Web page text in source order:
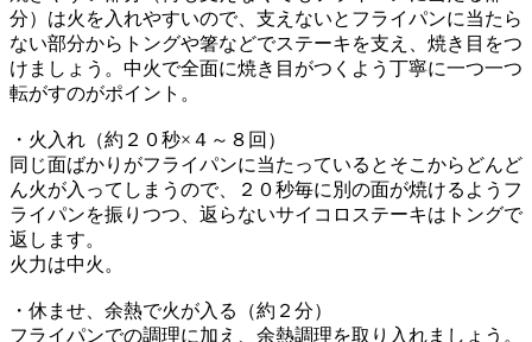
分）は火を入れやすいので、支えないとフライパンに当たら
ない部分からトングや箸などでステーキを支え、焼き目をつ
けましょう。中火で全面に焼き目がつくよう丁寧に一つ一つ
転がすのがポイント。
・火入れ（約２０秒×４～８回）
同じ面ばかりがフライパンに当たっているとそこからどんど
ん火が入ってしまうので、２０秒毎に別の面が焼けるようフ
ライパンを振りつつ、返らないサイコロステーキはトングで
返します。
火力は中火。
・休ませ、余熱で火が入る（約２分）
フライパンでの調理に加え、余熱調理を取り入れましょう。